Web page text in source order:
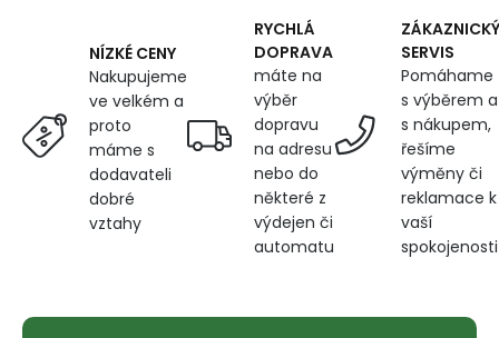
NÍZKÉ CENY
Nakupujeme
ve velkém a
proto
máme s
dodavateli
dobré
vztahy
RYCHLÁ
DOPRAVA
máte na
výběr
dopravu
na adresu
nebo do
některé z
výdejen či
automatu
ZÁKAZNICKÝ
SERVIS
Pomáhame
s výběrem a
s nákupem,
řešíme
výměny či
reklamace k
vaší
spokojenosti